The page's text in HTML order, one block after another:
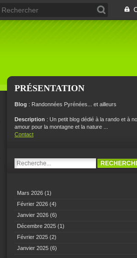
PRÉSENTATION
Blog : Randonnées Pyrénées... et ailleurs
Description : Un petit blog dédié à la rando et à
amour pour la montagne et la nature ...
Contact
Mars 2026 (1)
Février 2026 (4)
Janvier 2026 (6)
Décembre 2025 (1)
Février 2025 (2)
Janvier 2025 (6)